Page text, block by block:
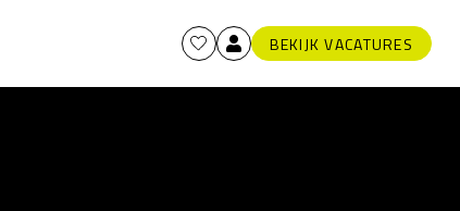
BEKIJK VACATURES